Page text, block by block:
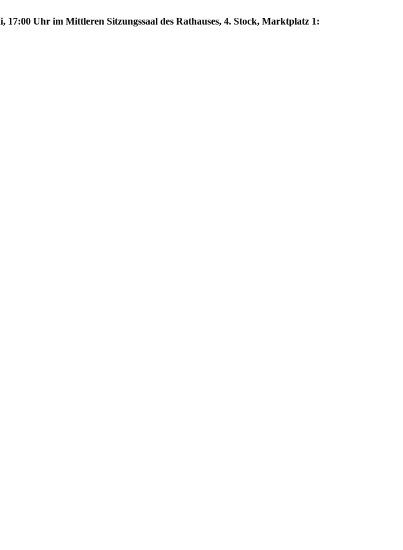
Uhr im Mittleren Sitzungssaal des Rathauses, 4. Stock, Marktplatz 1: